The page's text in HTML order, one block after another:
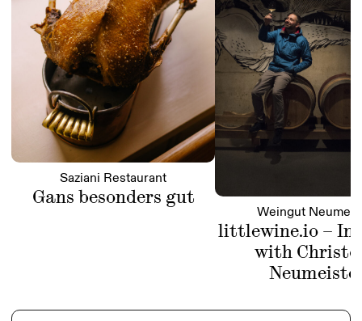
Saziani Restaurant
Gans besonders gut
Weingut
littlewine.io –
with